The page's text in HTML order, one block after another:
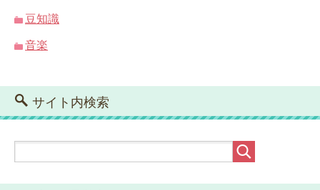
豆知識
音楽
サイト内検索